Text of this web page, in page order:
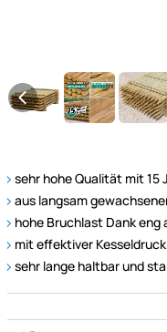
sehr hohe Qualität mit 15
aus langsam
hohe Bruchlast Dank eng
mit effektiver
sehr lange haltbar und